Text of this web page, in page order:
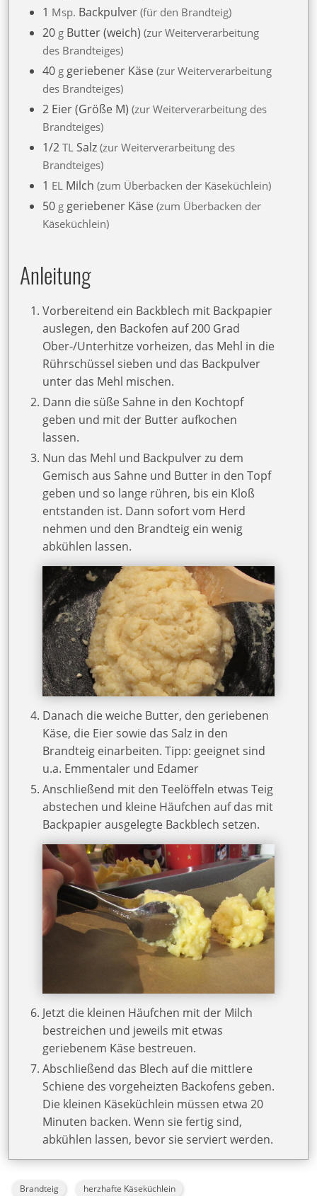
1 Msp. Backpulver für den Brandteig
20 g Butter (weich) zur Weiterverarbeitung
des Brandteiges
40 g geriebener Käse zur Weiterverarbeitung
des Brandteiges
2 Eier (Größe M) zur Weiterverarbeitung des
Brandteiges
1/2 TL Salz zur Weiterverarbeitung des
Brandteiges
1 EL Milch zum Überbacken der Käseküchlein
50 g geriebener Käse zum Überbacken der
Käseküchlein
Anleitung
Vorbereitend ein Backblech mit Backpapier
auslegen, den Backofen auf 200 Grad
Ober-/Unterhitze vorheizen, das Mehl in die
Rührschüssel sieben und das Backpulver
unter das Mehl mischen.
Dann die süße Sahne in den Kochtopf
geben und mit der Butter aufkochen
lassen.
Nun das Mehl und Backpulver zu dem
Gemisch aus Sahne und Butter in den Topf
geben und so lange rühren, bis ein Kloß
entstanden ist. Dann sofort vom Herd
nehmen und den Brandteig ein wenig
abkühlen lassen.
Danach die weiche Butter, den geriebenen
Käse, die Eier sowie das Salz in den
Brandteig einarbeiten. Tipp: geeignet sind
u.a. Emmentaler und Edamer
Anschließend mit den Teelöffeln etwas Teig
abstechen und kleine Häufchen auf das mit
Backpapier ausgelegte Backblech setzen.
Jetzt die kleinen Häufchen mit der Milch
bestreichen und jeweils mit etwas
geriebenem Käse bestreuen.
Abschließend das Blech auf die mittlere
Schiene des vorgeheizten Backofens geben.
Die kleinen Käseküchlein müssen etwa 20
Minuten backen. Wenn sie fertig sind,
abkühlen lassen, bevor sie serviert werden.
Brandteig herzhafte Käseküchlein